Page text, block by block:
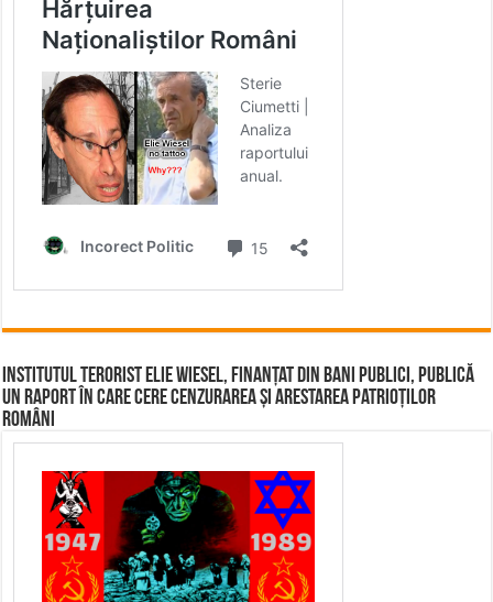
Institutul terorist Elie Wiesel, finanțat din bani publici, publică
un raport în care cere cenzurarea și arestarea patrioților
români